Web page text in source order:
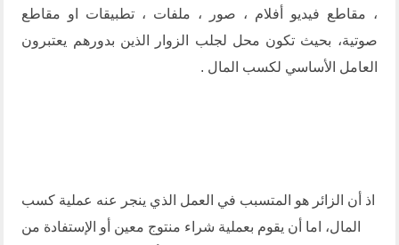
، مقاطع فيديو أفلام ، صور ، ملفات ، تطبيقات او مقاطع
صوتية، بحيث تكون محل لجلب الزوار الذين بدورهم يعتبرون
العامل الأساسي لكسب المال .
اذ أن الزائر هو المتسبب في العمل الذي ينجر عنه عملية كسب
المال، اما أن يقوم بعملية شراء منتوج معين أو الإستفادة من